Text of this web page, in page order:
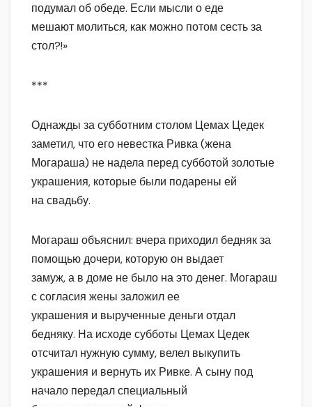
подумал об обеде. Если мысли о еде
мешают молиться, как можно потом сесть за
стол?!»
***
Однажды за субботним столом Цемах Цедек
заметил, что его невестка Ривка (жена
Могараша) не надела перед субботой золотые
украшения, которые были подарены ей
на свадьбу.
Могараш объяснил: вчера приходил бедняк за
помощью дочери, которую он выдает
замуж, а в доме не было на это денег. Могараш
с согласия жены заложил ее
украшения и вырученные деньги отдал
бедняку. На исходе субботы Цемах Цедек
отсчитал нужную сумму, велел выкупить
украшения и вернуть их Ривке. А сыну под
начало передал специальный